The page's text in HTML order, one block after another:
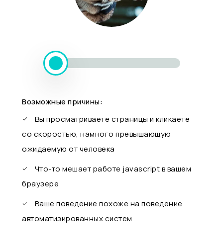
Возможные причины:
Вы просматриваете страницы и кликаете
со скоростью, намного превышающую
ожидаемую от человека
Что-то мешает работе javascript в вашем
браузере
Ваше поведение похоже на поведение
автоматизированных систем